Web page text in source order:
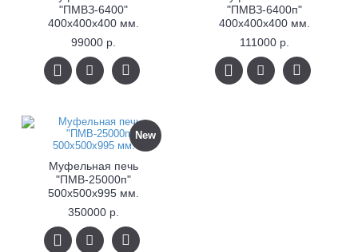
"ПМВЗ-6400"
400x400x400 мм.
99000 р.
"ПМВЗ-6400п"
400x400x400 мм.
111000 р.
New
Муфельная печь
"ПМВ-25000п"
500x500x995 мм.
350000 р.